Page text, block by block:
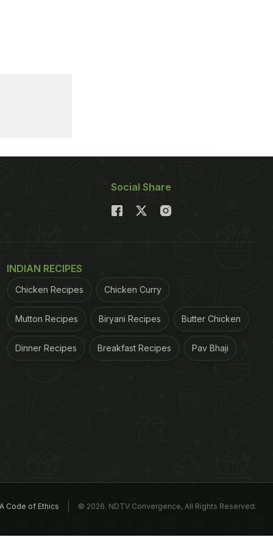
Social Share
INDIAN RECIPES
Chicken Recipes Chicken Curry
Mutton Recipes Biryani Recipes Butter Chicken
Dinner Recipes Breakfast Recipes Pav Bhaji
Code of Ethics © 2026. NDTV Convergence, All Rights Reserved.